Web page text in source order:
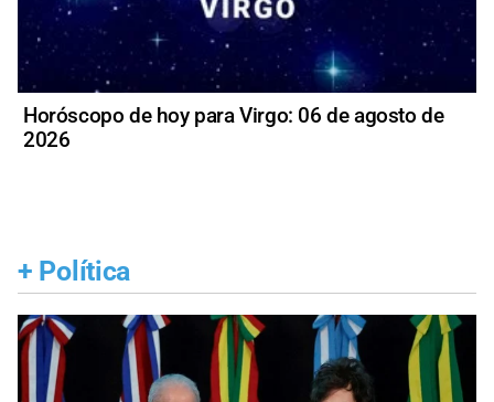
Horóscopo de hoy para Virgo: 06 de agosto de
2026
+ Política